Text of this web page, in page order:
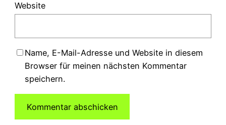
Website
Name, E-Mail-Adresse und Website in diesem
Browser für meinen nächsten Kommentar
speichern.